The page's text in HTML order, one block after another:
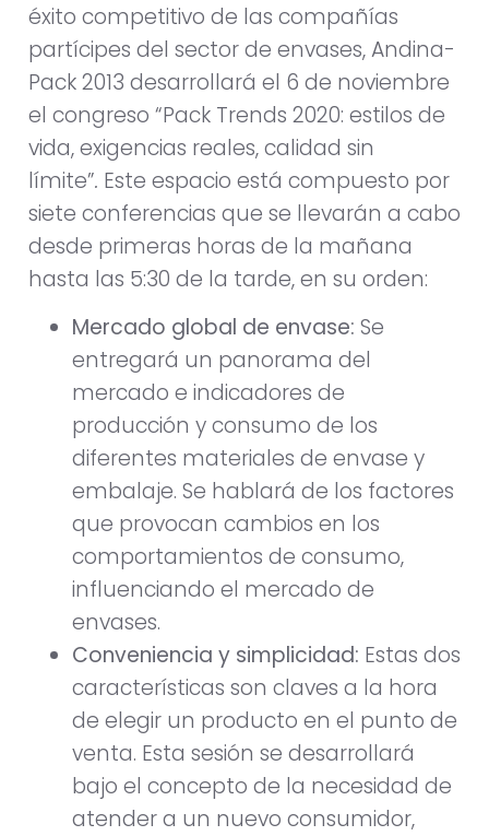
éxito competitivo de las compañías
partícipes del sector de envases, Andina-
Pack 2013 desarrollará el 6 de noviembre
el congreso “Pack Trends 2020: estilos de
vida, exigencias reales, calidad sin
límite”. Este espacio está compuesto por
siete conferencias que se llevarán a cabo
desde primeras horas de la mañana
hasta las 5:30 de la tarde, en su orden:
Mercado global de envase: Se
entregará un panorama del
mercado e indicadores de
producción y consumo de los
diferentes materiales de envase y
embalaje. Se hablará de los factores
que provocan cambios en los
comportamientos de consumo,
influenciando el mercado de
envases.
Conveniencia y simplicidad: Estas dos
características son claves a la hora
de elegir un producto en el punto de
venta. Esta sesión se desarrollará
bajo el concepto de la necesidad de
atender a un nuevo consumidor,